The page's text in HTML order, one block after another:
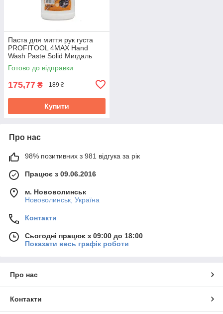
Паста для миття рук густа
PROFITOOL 4MAX Hand
Wash Paste Solid Мигдаль
500 мл (1305-01-0004E)
Готово до відправки
175,77 ₴ 189 ₴
Купити
Про нас
98% позитивних з 981 відгука за рік
Працює з 09.06.2016
м. Нововолинськ
Нововолинськ, Україна
Контакти
Сьогодні працює з 09:00 до 18:00
Показати весь графік роботи
Про нас
Контакти